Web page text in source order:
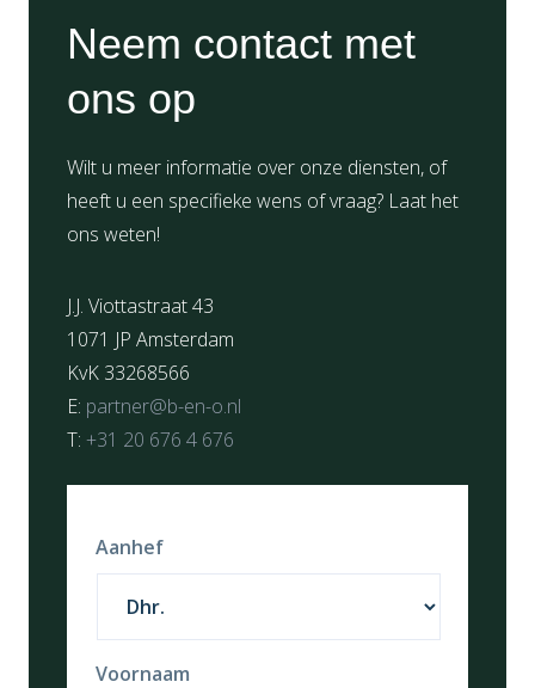
Neem contact met
ons op
Wilt u meer informatie over onze diensten, of
heeft u een specifieke wens of vraag? Laat het
ons weten!
J.J. Viottastraat 43
1071 JP Amsterdam
KvK 33268566
E: partner@b-en-o.nl
T: +31 20 676 4 676
Aanhef
Voornaam